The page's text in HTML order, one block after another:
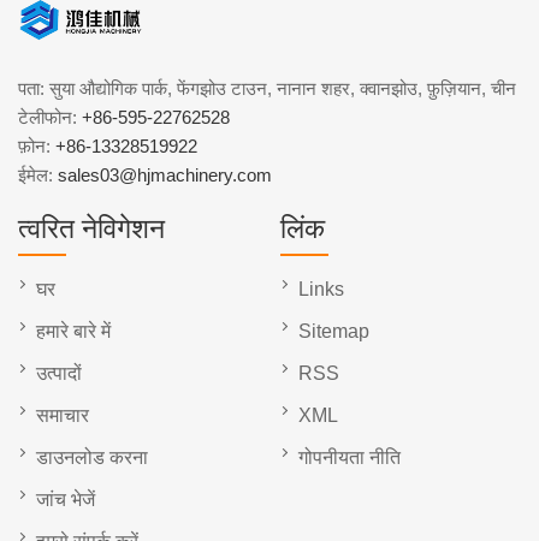
पता: सुया औद्योगिक पार्क, फेंगझोउ टाउन, नानान शहर, क्वानझोउ, फ़ुज़ियान, चीन
टेलीफोन: +86-595-22762528
फ़ोन: +86-13328519922
ईमेल: sales03@hjmachinery.com
त्वरित नेविगेशन
घर
हमारे बारे में
उत्पादों
समाचार
डाउनलोड करना
जांच भेजें
लिंक
Links
Sitemap
RSS
XML
गोपनीयता नीति